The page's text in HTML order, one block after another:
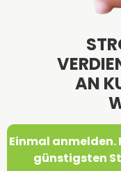
AN
Einmal anmelden.
günstigsten